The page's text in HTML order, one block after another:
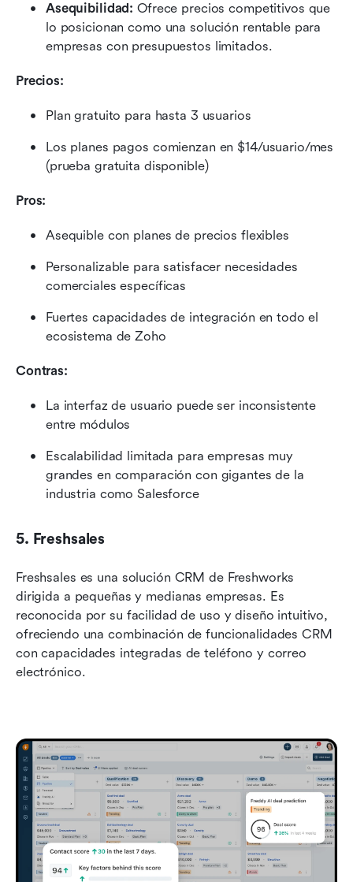
Asequibilidad: Ofrece precios competitivos que
lo posicionan como una solución rentable para
empresas con presupuestos limitados.
Precios:
Plan gratuito para hasta 3 usuarios
Los planes pagos comienzan en $14/usuario/mes
(prueba gratuita disponible)
Pros:
Asequible con planes de precios flexibles
Personalizable para satisfacer necesidades
comerciales específicas
Fuertes capacidades de integración en todo el
ecosistema de Zoho
Contras:
La interfaz de usuario puede ser inconsistente
entre módulos
Escalabilidad limitada para empresas muy
grandes en comparación con gigantes de la
industria como Salesforce
5. Freshsales
Freshsales es una solución CRM de Freshworks
dirigida a pequeñas y medianas empresas. Es
reconocida por su facilidad de uso y diseño intuitivo,
ofreciendo una combinación de funcionalidades CRM
con capacidades integradas de teléfono y correo
electrónico.